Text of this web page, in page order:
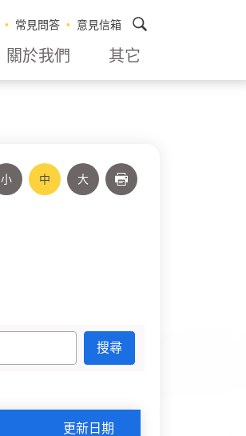
常見問答 意見信箱
關於我們 其它
小 中 大
更新日期